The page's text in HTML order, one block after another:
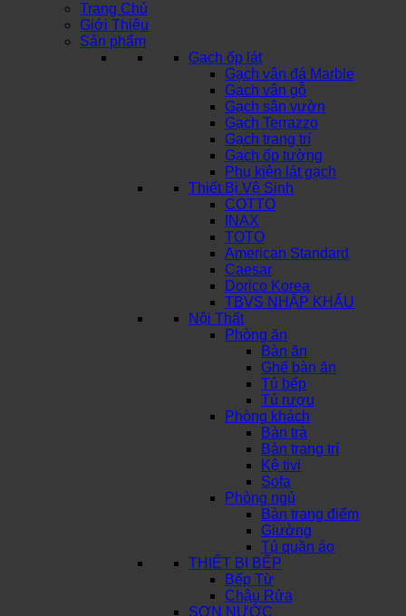
Trang Chủ
Giới Thiệu
Sản phẩm
Gạch ốp lát
Gạch vân đá Marble
Gạch vân gỗ
Gạch sân vườn
Gạch Terrazzo
Gạch trang trí
Gạch ốp tường
Phụ kiện lát gạch
Thiết Bị Vệ Sinh
COTTO
INAX
TOTO
American Standard
Caesar
Dorico Korea
TBVS NHẬP KHẨU
Nội Thất
Phòng ăn
Bàn ăn
Ghế bàn ăn
Tủ bếp
Tủ rượu
Phòng khách
Bàn trà
Bàn trang trí
Kệ tivi
Sofa
Phòng ngủ
Bàn trang điểm
Giường
Tủ quần áo
THIẾT BỊ BẾP
Bếp Từ
Chậu Rửa
SƠN NƯỚC